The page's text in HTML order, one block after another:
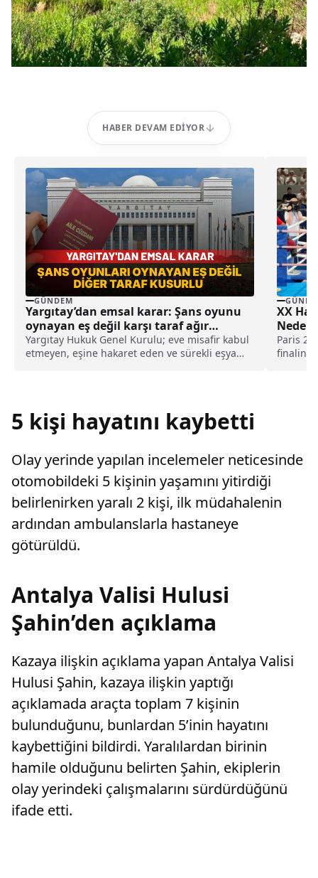
HABER DEVAM EDIYOR
GÜNDEM
Yargıtay’dan emsal karar: Şans oyunu
oynayan eş değil karşı taraf ağır
kusurlu sayıldı
Yargıtay Hukuk Genel Kurulu; eve misafir kabul
etmeyen, eşine hakaret eden ve sürekli eşya
XX
Neden
Paris
5 kişi hayatını kaybetti
Olay yerinde yapılan incelemeler neticesinde
otomobildeki 5 kişinin yaşamını yitirdiği
belirlenirken yaralı 2 kişi, ilk müdahalenin
ardından ambulanslarla hastaneye
götürüldü.
Antalya Valisi Hulusi
Şahin’den açıklama
Kazaya ilişkin açıklama yapan Antalya Valisi
Hulusi Şahin, kazaya ilişkin yaptığı
açıklamada araçta toplam 7 kişinin
bulunduğunu, bunlardan 5’inin hayatını
kaybettiğini bildirdi. Yaralılardan birinin
hamile olduğunu belirten Şahin, ekiplerin
olay yerindeki çalışmalarını sürdürdüğünü
ifade etti.